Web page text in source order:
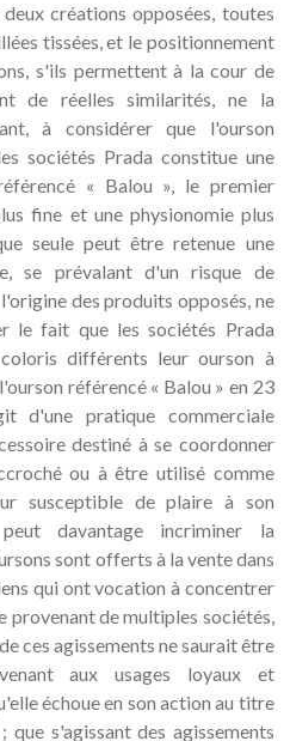
créations opposées, toutes
tissées, et le positionnement
s'ils permettent à la cour de
de réelles similarités, ne la
à considérer que l'ourson
sociétés Prada constitue une
« Balou », le premier
fine et une physionomie plus
seule peut être retenue une
se prévalant d'un risque de
des produits opposés, ne
le fait que les sociétés Prada
différents leur ourson à
référencé « Balou » en 23
d'une pratique commerciale
destiné à se coordonner
ou à être utilisé comme
susceptible de plaire à son
davantage incriminer la
sont offerts à la vente dans
qui ont vocation à concentrer
provenant de multiples sociétés,
ces agissements ne saurait être
aux usages loyaux et
échoue en son action au titre
que s'agissant des agissements